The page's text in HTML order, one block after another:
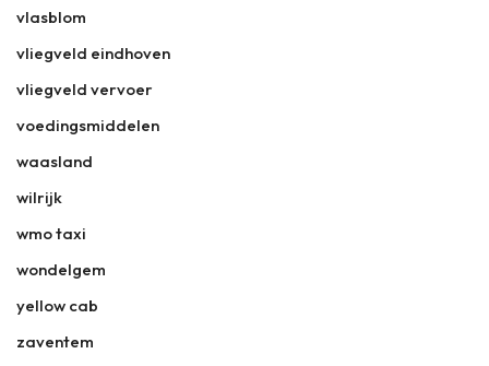
vlasblom
vliegveld eindhoven
vliegveld vervoer
voedingsmiddelen
waasland
wilrijk
wmo taxi
wondelgem
yellow cab
zaventem